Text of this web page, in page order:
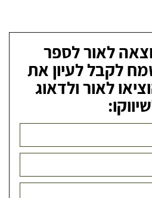
לאור לספר
לקבל לעיון את
לאור ולדאוג